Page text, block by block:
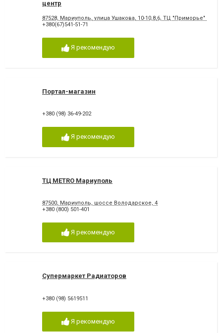
центр
87528, Мариуполь, улица Ушакова, 10-10,8,6, ТЦ "Приморье"
+380(67)541-51-71
Я рекомендую
Портал-магазин
+380 (98) 36-49-202
Я рекомендую
ТЦ METRO Мариуполь
87500, Мариуполь, шоссе Володарское, 4
+380 (800) 501-401
Я рекомендую
Супермаркет Радиаторов
+380 (98) 5619511
Я рекомендую